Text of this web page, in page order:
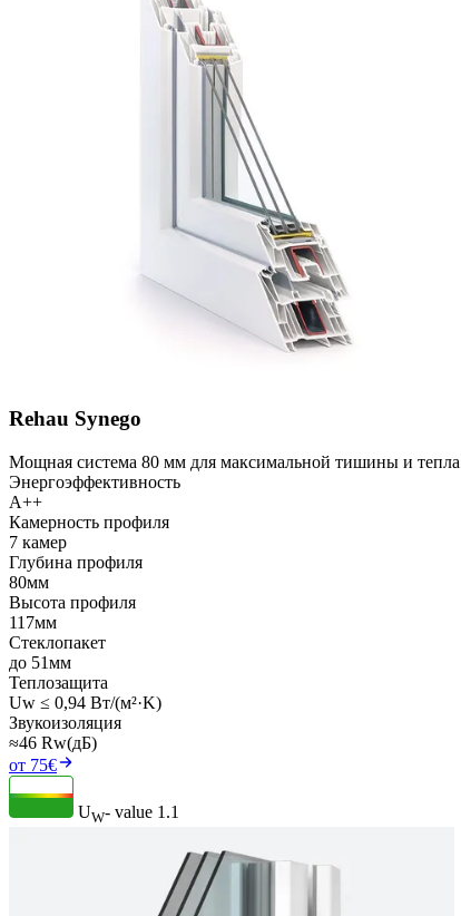
Rehau Synego
Мощная система 80 мм для максимальной тишины и
Энергоэффективность
A++
Камерность профиля
7 камер
Глубина профиля
80мм
Высота профиля
117мм
Стеклопакет
до 51мм
Теплозащита
Uw ≤ 0,94 Вт/(м²·K)
Звукоизоляция
≈46 Rw(дБ)
от 75€
UW- value 1.1